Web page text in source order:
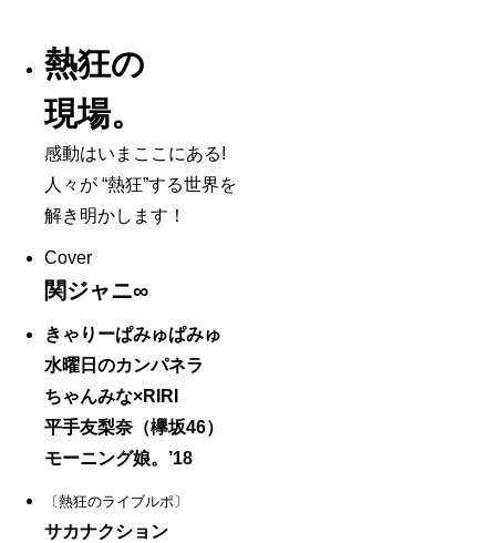
熱狂の
現場。
感動はいまここにある!
人々が “熱狂”する世界を
解き明かします！
Cover
関ジャニ∞
きゃりーぱみゅぱみゅ
水曜日のカンパネラ
ちゃんみな×RIRI
平手友梨奈（欅坂46）
モーニング娘。’18
〔熱狂のライブルポ〕
サカナクション